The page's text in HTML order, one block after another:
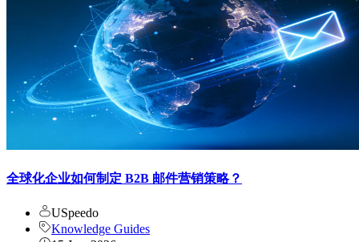
全球化企业如何制定 B2B 邮件营销策略？
USpeedo
Knowledge Guides